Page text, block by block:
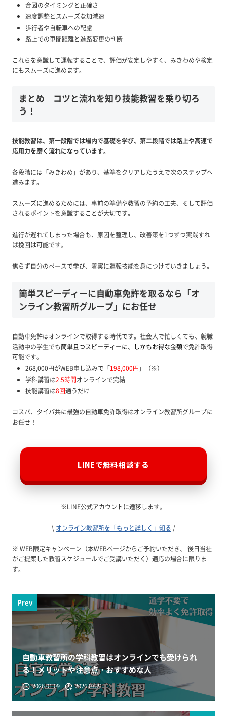
合図のタイミングと正確さ
速度調整とスムーズな加減速
歩行者や自転車への配慮
路上での車間距離と進路変更の判断
これらを意識して運転することで、評価が安定しやすく、みきわめや検定
にもスムーズに進めます。
まとめ｜コツと流れを知り技能教習を乗り切ろ
う！
技能教習は、第一段階では場内で基礎を学び、第二段階では路上や高速で
応用力を磨く流れになっています。
各段階には「みきわめ」があり、基準をクリアしたうえで次のステップへ
進みます。
スムーズに進めるためには、事前の準備や教習の予約の工夫、そして評価
されるポイントを意識することが大切です。
進行が遅れてしまった場合も、原因を整理し、改善策を1つずつ実践すれ
ば挽回は可能です。
焦らず自分のペースで学び、着実に運転技能を身につけていきましょう。
簡単スピーディーに自動車免許を取るなら「オ
ンライン教習所グループ」にお任せ
自動車免許はオンラインで取得する時代です。社会人で忙しくても、就職
活動中の学生でも簡単且つスピーディーに、しかもお得な金額で免許取得
可能です。
268,000円がWEB申し込みで「198,000円 」（※）
学科講習は2.5時間オンラインで完結
技能講習は8回通うだけ
コスパ、タイパ共に最強の自動車免許取得はオンライン教習所グループに
お任せ！
LINEで無料相談する
※LINE公式アカウントに遷移します。
\ オンライン教習所を「もっと詳しく」知る /
※ WEB限定キャンペーン（本WEBページからご予約いただき、 後日当社
がご提案した教習スケジュールでご受講いただく）適応の場合に限りま
す。
Prev
自動車教習所の学科教習はオンラインでも受けられ
る！メリットや注意点・おすすめな人
2026.01.09 2026.07.21